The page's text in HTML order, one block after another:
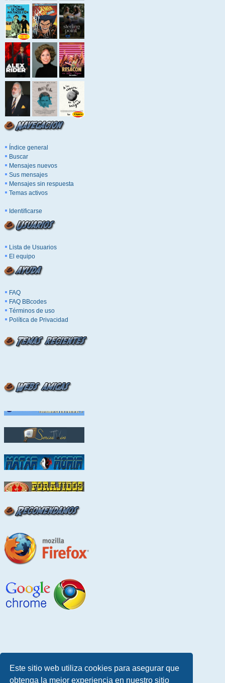
Este sitio web utiliza cookies para asegurar que
obtenga la mejor experiencia en nuestro sitio
Índice general
Buscar
Mensajes nuevos
Sus mensajes
Mensajes sin respuesta
Temas activos
Identificarse
Lista de Usuarios
El equipo
FAQ
FAQ BBcodes
Términos de uso
Política de Privacidad